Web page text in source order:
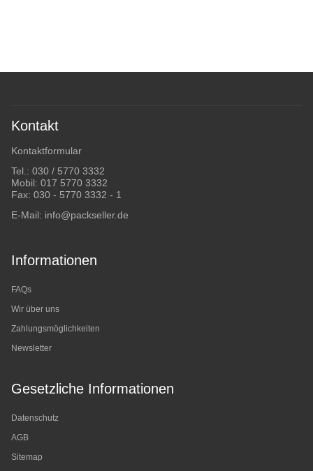
Kontakt
Kontaktformular
Tel.: 030 / 5770 3332
Mobil: 017 5770 3332
Fax: 030 - 5770 3332 - 1
E-Mail: info@packseller.de
Informationen
FAQs
Wir über uns
Zahlungsmöglichkeiten
Newsletter
Gesetzliche Informationen
Datenschutz
AGB
Sitemap